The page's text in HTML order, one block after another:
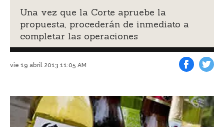
Una vez que la Corte apruebe la
propuesta, procederán de inmediato a
completar las operaciones
vie 19 abril 2013 11:05 AM